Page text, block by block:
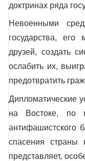
доктринах ряда
Невоенными
государства,
друзей, создать
ослабить их,
предотвратить
Дипломатические
на Востоке, по
антифашистского
спасения
представляет,